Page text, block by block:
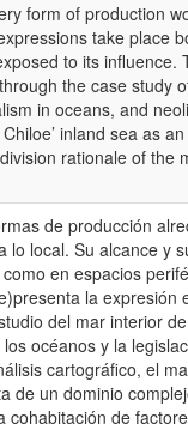
form of production
take place
to its influence.
the case study
in oceans, and
inland sea as
rationale of the
de producción
local. Su alcance y
en espacios
la expresión
del mar interior
océanos y la
cartográfico, el
de un dominio
de